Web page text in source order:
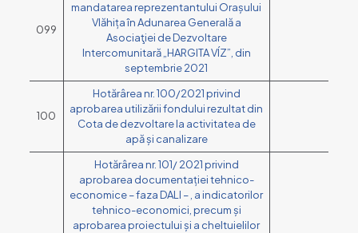
099
mandatarea reprezentantului Orașului
Vlăhița în Adunarea Generală a
Asociaţiei de Dezvoltare
Intercomunitară „HARGITA VÍZ”, din
septembrie 2021
100
Hotărârea nr. 100/2021 privind
aprobarea utilizării fondului rezultat din
Cota de dezvoltare la activitatea de
apă și canalizare
Hotărârea nr. 101/ 2021 privind
aprobarea documentației tehnico-
economice – faza DALI – , a indicatorilor
tehnico-economici, precum și
aprobarea proiectului și a cheltuielilor